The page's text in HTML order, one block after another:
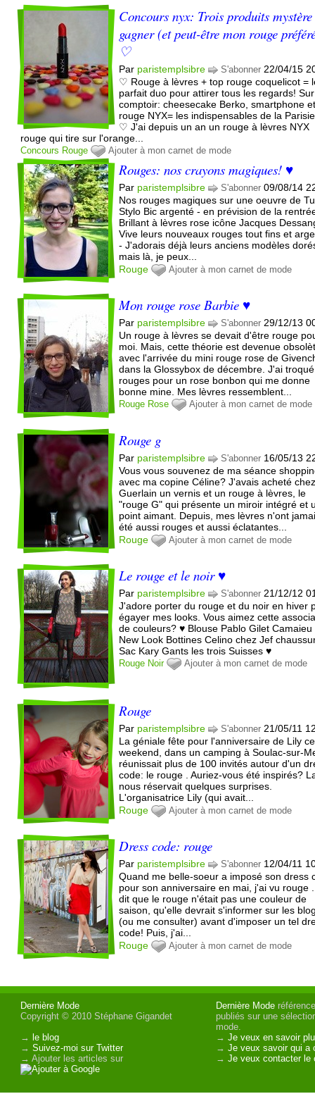
Concours nyx: Trois produits
gagner (et peut-être mon rouge
♡
Par paristemplsibre S'abonner 22/04/15
♡ Rouge à lèvres + top rouge coquelicot =
parfait duo pour attirer tous les regards!
comptoir: cheesecake Berko, smartphone
rouge NYX= les indispensables de la
♡ J'ai depuis un an un rouge à lèvres NYX
rouge qui tire sur l'orange...
Concours Rouge Ajouter à mon carnet de mode
Rouges: nos crayons magiques! ♥
Par paristemplsibre S'abonner 09/08/14
Nos rouges magiques sur une oeuvre de
Stylo Bic argenté - en prévision de la
Brillant à lèvres rose icône Jacques
Vive leurs nouveaux rouges tout fins et
- J'adorais déjà leurs anciens modèles
mais là, je peux...
Rouge
Ajouter à mon carnet de mode
Mon rouge rose Barbie ♥
Par paristemplsibre S'abonner 29/12/13
Un rouge à lèvres se devait d'être rouge
moi. Mais, cette théorie est devenue
avec l'arrivée du mini rouge rose de
dans la Glossybox de décembre. J'ai
rouges pour un rose bonbon qui me donne
bonne mine. Mes lèvres ressemblent...
Rouge Rose Ajouter à mon carnet de mode
Rouge g
Par paristemplsibre S'abonner 16/05/13
Vous vous souvenez de ma séance
avec ma copine Céline? J'avais acheté
Guerlain un vernis et un rouge à lèvres, le
"rouge G" qui présente un miroir intégré et
point aimant. Depuis, mes lèvres n'ont
été aussi rouges et aussi éclatantes...
Rouge
Ajouter à mon carnet de mode
Le rouge et le noir ♥
Par paristemplsibre S'abonner 21/12/12
J'adore porter du rouge et du noir en hiver
égayer mes looks. Vous aimez cette
de couleurs? ♥ Blouse Pablo Gilet Camaieu
New Look Bottines Celino chez Jef
Sac Kary Gants les trois Suisses ♥
Rouge Noir Ajouter à mon carnet de mode
Rouge
Par paristemplsibre S'abonner 21/05/11
La géniale fête pour l'anniversaire de Lily ce
weekend, dans un camping à Soulac-sur-
réunissait plus de 100 invités autour d'un
code: le rouge . Auriez-vous été inspirés?
nous réservait quelques surprises.
L'organisatrice Lily (qui avait...
Rouge
Ajouter à mon carnet de mode
Dress code: rouge
Par paristemplsibre S'abonner 12/04/11
Quand me belle-soeur a imposé son dress
pour son anniversaire en mai, j'ai vu rouge
dit que le rouge n'était pas une couleur de
saison, qu'elle devrait s'informer sur les
(ou me consulter) avant d'imposer un tel
code! Puis, j'ai...
Rouge
Ajouter à mon carnet de mode
Dernière Mode
Copyright © 2010 Stéphane Gigandet
→ le blog
→Suivez-moi sur Twitter
→ Ajouter les articles sur
Dernière Mode
publiés sur une
mode.
→Je veux en savoir
→Je veux savoir qui a
→Je veux contacter le